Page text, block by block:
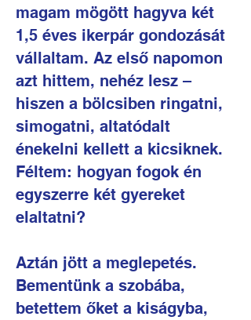
magam mögött hagyva két
1,5 éves ikerpár gondozását
vállaltam. Az első napomon
azt hittem, nehéz lesz –
hiszen a bölcsiben ringatni,
simogatni, altatódalt
énekelni kellett a kicsiknek.
Féltem: hogyan fogok én
egyszerre két gyereket
elaltatni?
Aztán jött a meglepetés.
Bementünk a szobába,
betettem őket a kiságyba,